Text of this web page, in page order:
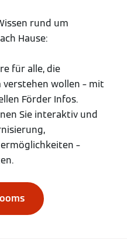
rund um
Hause:
für alle, die
wollen – mit
Förder Infos.
Sie interaktiv und
–